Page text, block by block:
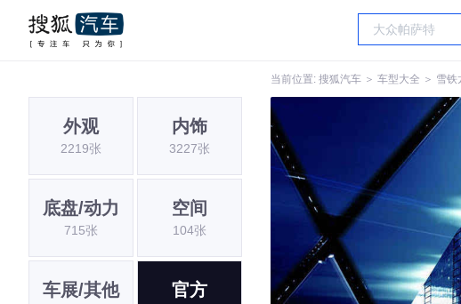
当前位置: 搜狐汽车 ＞ 车型大全 ＞ 雪铁
外观
2219张
内饰
3227张
底盘/动力
715张
空间
104张
车展/其他 官方